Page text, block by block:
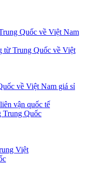
Quốc về Việt Nam
từ Trung Quốc về Việt
về Việt Nam giá sỉ
vận quốc tế
Trung Quốc
Việt